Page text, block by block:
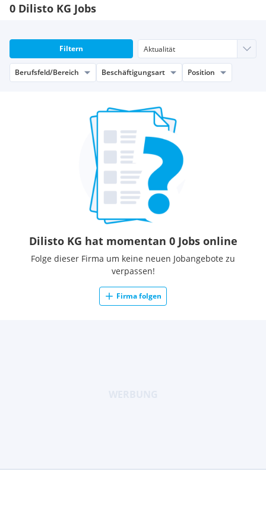
0 Dilisto KG Jobs
Filtern
Berufsfeld/Bereich Beschäftigungsart Position
Dilisto KG hat momentan 0 Jobs online
Folge dieser Firma um keine neuen Jobangebote zu
verpassen!
Firma folgen